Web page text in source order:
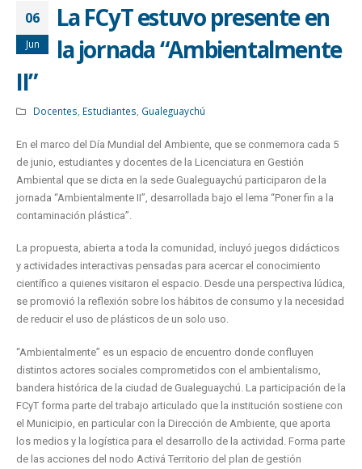
06
Jun
La FCyT estuvo presente en
la jornada “Ambientalmente
II”
Docentes Estudiantes Gualeguaychú
En el marco del Día Mundial del Ambiente, que se conmemora cada 5
de junio, estudiantes y docentes de la Licenciatura en Gestión
Ambiental que se dicta en la sede Gualeguaychú participaron de la
jornada “Ambientalmente II”, desarrollada bajo el lema “Poner fin a la
contaminación plástica”.
La propuesta, abierta a toda la comunidad, incluyó juegos didácticos
y actividades interactivas pensadas para acercar el conocimiento
científico a quienes visitaron el espacio. Desde una perspectiva lúdica,
se promovió la reflexión sobre los hábitos de consumo y la necesidad
de reducir el uso de plásticos de un solo uso.
“Ambientalmente” es un espacio de encuentro donde confluyen
distintos actores sociales comprometidos con el ambientalismo,
bandera histórica de la ciudad de Gualeguaychú. La participación de la
FCyT forma parte del trabajo articulado que la institución sostiene con
el Municipio, en particular con la Dirección de Ambiente, que aporta
los medios y la logística para el desarrollo de la actividad. Forma parte
de las acciones del nodo Activá Territorio del plan de gestión